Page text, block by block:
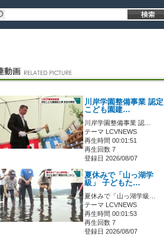
川岸学園整備事業 認定
こども園建…
川岸学園整備事業 認…
テーマ LCVNEWS
再生時間 00:01:51
再生回数 7
登録日 2026/08/07
夏休みで「山っ湖学
級」 子どもた…
夏休みで「山っ湖学級…
テーマ LCVNEWS
再生時間 00:01:53
再生回数 7
登録日 2026/08/07